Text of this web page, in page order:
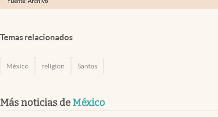
Temas relacionados
México religion Santos
Más noticias de México